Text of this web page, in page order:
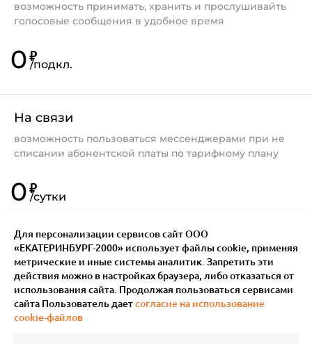
возможность принимать, хранить и прослушивайть
голосовые сообщения в удобное время
0₽
/подкл.
На связи
возможность пользоваться мессенджерами при не
списании абонентской платы по тарифному плану
0₽
/сутки
Для персонализации сервисов сайт ООО
«ЕКАТЕРИНБУРГ-2000» использует файлы сookie, применяя
метрические и иные системы аналитик. Запретить эти
действия можно в настройках браузера, либо отказаться от
использования сайта. Продолжая пользоваться сервисами
сайта Пользователь даетсогласие на использование
cookie-файлов